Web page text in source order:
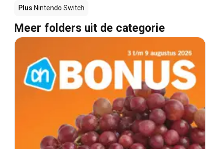
Plus Nintendo Switch
Meer folders uit de categorie